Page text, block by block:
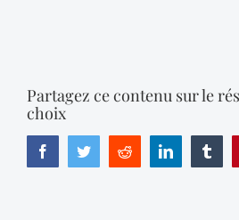
Partagez ce contenu sur le
choix
FacebookTwitterReddit LinkedIn